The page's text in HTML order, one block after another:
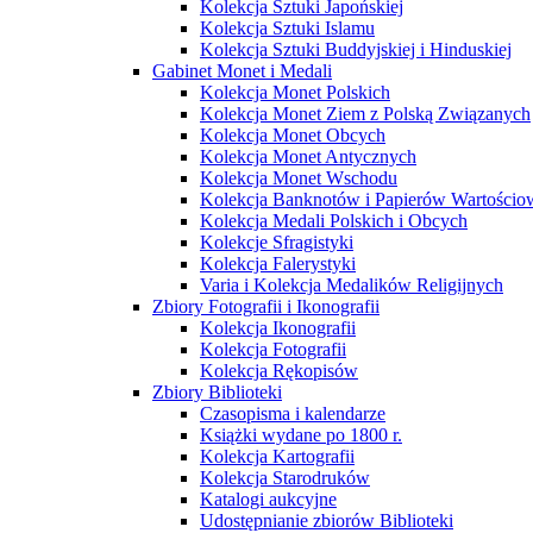
Kolekcja Sztuki Japońskiej
Kolekcja Sztuki Islamu
Kolekcja Sztuki Buddyjskiej i Hinduskiej
Gabinet Monet i Medali
Kolekcja Monet Polskich
Kolekcja Monet Ziem z Polską Związanych
Kolekcja Monet Obcych
Kolekcja Monet Antycznych
Kolekcja Monet Wschodu
Kolekcja Banknotów i Papierów
Kolekcja Medali Polskich i Obcych
Kolekcje Sfragistyki
Kolekcja Falerystyki
Varia i Kolekcja Medalików Religijnych
Zbiory Fotografii i Ikonografii
Kolekcja Ikonografii
Kolekcja Fotografii
Kolekcja Rękopisów
Zbiory Biblioteki
Czasopisma i kalendarze
Książki wydane po 1800 r.
Kolekcja Kartografii
Kolekcja Starodruków
Katalogi aukcyjne
Udostępnianie zbiorów Biblioteki